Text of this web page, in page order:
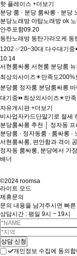
핫 플레이스 +더보기
분당 룸 · 분당 룸싸롱 · 분당
분당노래방 야탑노래방 ok
안주포함09.20
동탄노래방 동탄가라오케 동
1202 ✅20~30대 다수대기
10.14
서현룸싸롱 서현룸 분당룸
최상의사이즈✴️만족도200%
분당룸 정자룸 분당룸싸롱
대기중⏩최상의사이즈✴️만
자유게시판 +더보기
비사업자카드단말기로 절세
분당룸싸롱 추천 │ 정자동
분당룸 · 정자동룸 · 룸싸롱
서현룸싸롱, 편안함과 격이
정자동 룸싸롱, 분당에서 가
배너
©2024 roomsa
라이트 모드
제휴문의
문의 내용을 남겨주시면 빠
상담시간 : 평일 9시 ~ 19시
개인정보 수집에 동의합